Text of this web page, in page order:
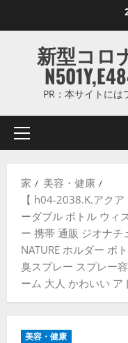
ス
ッ
新型コロ
PR：本サイトに
プ
マ
リ
ュ
ー
家
美容・健康
【 h04-2038.K.アク
ーダブル ボトル ウィ
ー 携帯 通販 ジオナチ
NATURE ホルダー ボ
臭スプレー スプレー
ーム 大人 かわいい ア
美容・健康